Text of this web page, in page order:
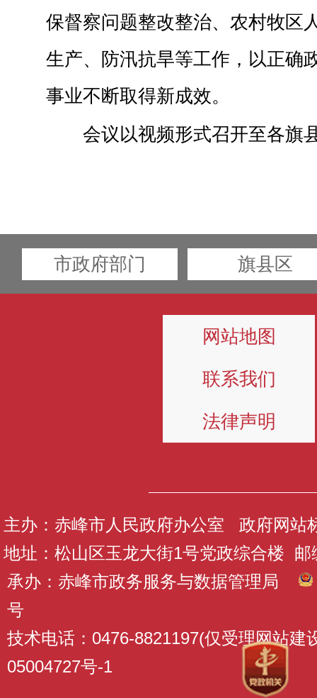
保督察问题整改整治、农村牧区
生产、防汛抗旱等工作，以正确
事业不断取得新成效。
会议以视频形式召开至各旗
市政府部门 旗县区
网站地图
联系我们
法律声明
主办：赤峰市人民政府办公室 政府网站
地址：松山区玉龙大街1号党政综合楼 邮
承办：赤峰市政务服务与数据管理局
号
技术电话：0476-8821197(仅受理网站建
05004727号-1